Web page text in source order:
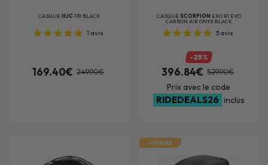
CASQUEHJC F31 BLACK
1 avis
169.40€ 249.90€
CASQUE SCORPION EXO R1 EVO
CARBON AIR ONYX BLACK
3avis
-25%
396.84€ 529.90€
Prix avec le code
RIDEDEALS26 inclus
AFFAIRE